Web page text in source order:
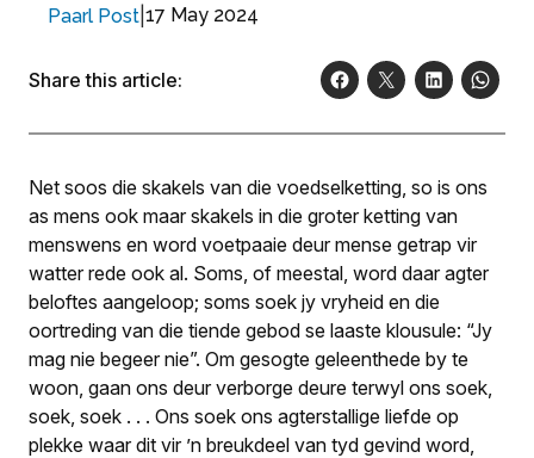
Paarl Post 17 May 2024
Share this article:
Net soos die skakels van die voedselketting, so is ons
as mens ook maar skakels in die groter ketting van
menswens en word voetpaaie deur mense getrap vir
watter rede ook al. Soms, of meestal, word daar agter
beloftes aangeloop; soms soek jy vryheid en die
oortreding van die tiende gebod se laaste klousule: “Jy
mag nie begeer nie”. Om gesogte geleenthede by te
woon, gaan ons deur verborge deure terwyl ons soek,
soek, soek . . . Ons soek ons agterstallige liefde op
plekke waar dit vir ’n breukdeel van tyd gevind word,